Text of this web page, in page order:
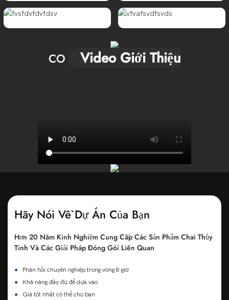
CO Video Giới Thiệu
Hãy Nói Về Dự Án Của Bạn
Hơn 20 Năm Kinh Nghiệm Cung Cấp Các Sản Phẩm Chai Thủy
Tinh Và Các Giải Pháp Đóng Gói Liên Quan
●
Phản hồi chuyên nghiệp trong vòng 8 giờ
●
Khả năng đầy đủ để dựa vào
●
Giá tốt nhất có thể cho bạn